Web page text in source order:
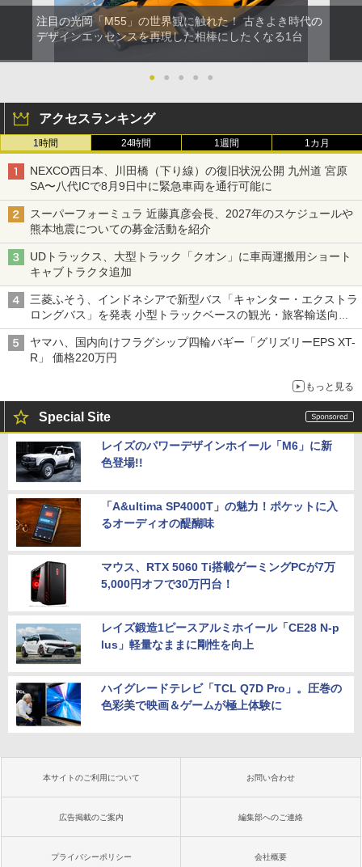
注目の光岡「M55」の世界観に触れた！ 古きよき時代の
デザインエッセンスを再現した相棒にしたくなる1台
● ● ● ● ●
アクセスランキング
1時間 24時間 1週間 1カ月
NEXCO西日本、川田橋（下り線）の復旧状況公開 九州道 宮原
SA〜八代ICで8月9日中に緊急車両を通行可能に
スーパーフォーミュラ 近藤真彦会長、2027年のスケジュールや
熊本地震についての募金活動を紹介
UDトラックス、大型トラック「クオン」に車両運搬用ショート
キャブトラクタ追加
三菱ふそう、インドネシアで新型バス「キャンター・エクストラ
ロングバス」を発表 小型トラックベースの観光・旅客輸送向け
バス
ヤマハ、国内向けフラグシップ四輪バギー「グリズリーEPS XT-
R」 価格220万円
もっと見る
Special Site
レイズのパワーデザインホイール「M6」に新
色登場!!
「A&ultima SP4000T」の魅力！ポケットに入
るオーディオの醍醐味
マウス、RTX 5060 Ti搭載ゲーミングPCが7万
5,000円オフで30万円台！
レイズ鍛造1ピースアルミホイール「CE28 N-p
lus」軽量なままに剛性を向上
ハイグレードテレビ「TCL Q7D Pro」。圧巻の
色彩美で映画＆ゲームが極上体験に
本サイトのご利用について お問い合わせ
広告掲載のご案内 編集部へのご連絡
プライバシーポリシー 会社概要